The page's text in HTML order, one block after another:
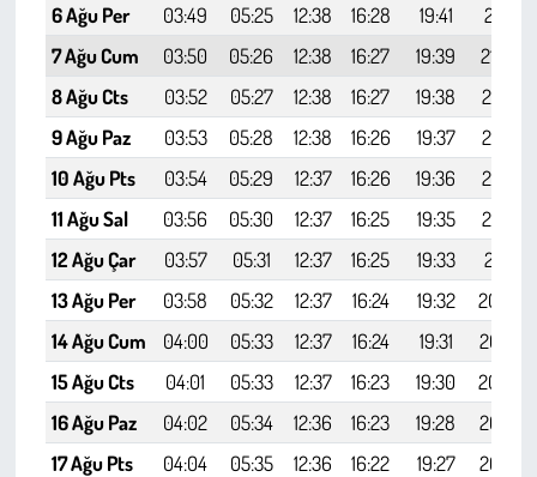
6 Ağu Per
03:49 05:25 12:38 16:28 19:41
21:10
7 Ağu Cum
03:50 05:26 12:38 16:27 19:39
21:09
8 Ağu Cts
03:52 05:27 12:38 16:27 19:38
21:07
9 Ağu Paz
03:53 05:28 12:38 16:26 19:37
21:05
10 Ağu Pts
03:54 05:29 12:37 16:26 19:36
21:04
11 Ağu Sal
03:56 05:30 12:37 16:25 19:35
21:02
12 Ağu Çar
03:57 05:31 12:37 16:25 19:33
21:01
13 Ağu Per
03:58 05:32 12:37 16:24 19:32
20:59
14 Ağu Cum
04:00 05:33 12:37 16:24 19:31
20:57
15 Ağu Cts
04:01 05:33 12:37 16:23 19:30
20:56
16 Ağu Paz
04:02 05:34 12:36 16:23 19:28
20:54
17 Ağu Pts
04:04 05:35 12:36 16:22 19:27
20:52